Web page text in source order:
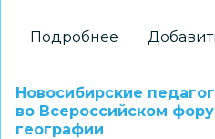
Подробнее
Новосибирские
во Всероссийском
географии